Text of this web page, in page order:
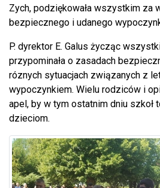
Zych, podziękowała wszystkim za
bezpiecznego i udanego
P. dyrektor E. Galus życząc
przypominała o zasadach
róznych sytuacjach związanych z
wypoczynkiem. Wielu rodziców i
apel, by w tym ostatnim dniu
dzieciom.